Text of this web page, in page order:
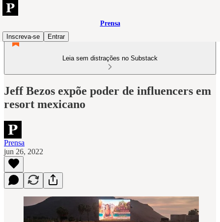
Prensa
Inscreva-se
Entrar
Leia sem distrações no Substack
Jeff Bezos expõe poder de influencers em
resort mexicano
Prensa
jun 26, 2022